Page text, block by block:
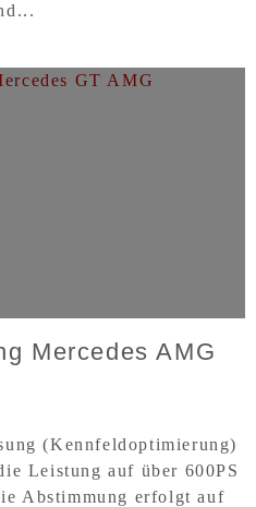
Mercedes AMG
(Kennfeldoptimierung)
Leistung auf über 600PS
Abstimmung erfolgt auf